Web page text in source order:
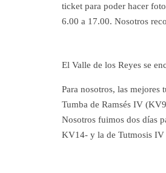
ticket para poder hacer
6.00 a 17.00. Nosotros
El Valle de los Reyes se
Para nosotros, las
Tumba de Ramsés IV
Nosotros fuimos dos días
KV14- y la de Tutmosis